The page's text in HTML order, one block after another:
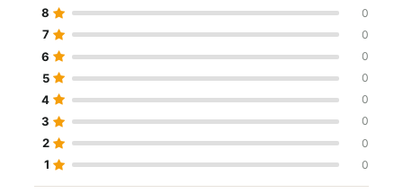
8 0
7 0
6 0
5 0
4 0
3 0
2 0
1 0